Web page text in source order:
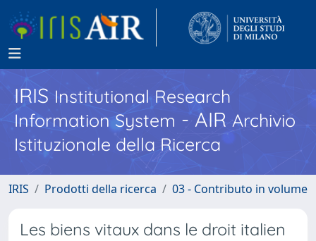
IRISInstitutional Research
Information System - AIR Archivio
Istituzionale della Ricerca
IRIS Prodotti della ricerca 03 - Contributo in volume
Les biens vitaux dans le droit italien